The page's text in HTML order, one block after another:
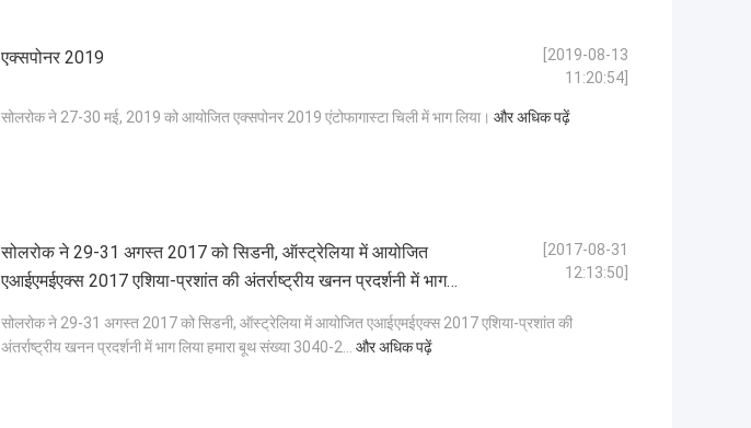
एक्सपोनर 2019
[2019-08-13
11:20:54]
सोलरोक ने 27-30 मई, 2019 को आयोजित एक्सपोनर 2019 एंटोफागास्टा चिली में भाग लिया। और अधिक पढ़ें
सोलरोक ने 29-31 अगस्त 2017 को सिडनी, ऑस्ट्रेलिया में आयोजित
एआईएमईएक्स 2017 एशिया-प्रशांत की अंतर्राष्ट्रीय खनन प्रदर्शनी में भाग
लिया हमारा बूथ संख्या 3040-2
[2017-08-31
12:13:50]
सोलरोक ने 29-31 अगस्त 2017 को सिडनी, ऑस्ट्रेलिया में आयोजित एआईएमईएक्स 2017 एशिया-प्रशांत की
अंतर्राष्ट्रीय खनन प्रदर्शनी में भाग लिया हमारा बूथ संख्या 3040-2... और अधिक पढ़ें